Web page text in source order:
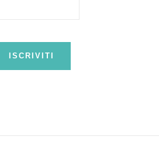
ISCRIVITI